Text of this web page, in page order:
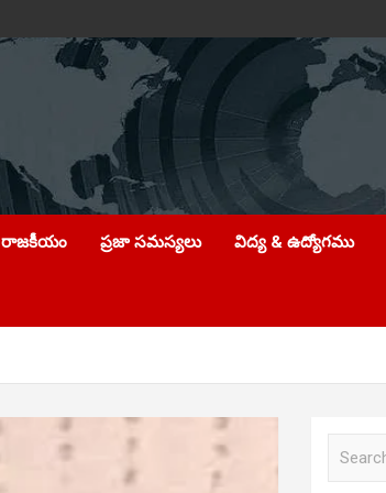
రాజకీయం ప్రజా సమస్యలు విద్య & ఉద్యోగము